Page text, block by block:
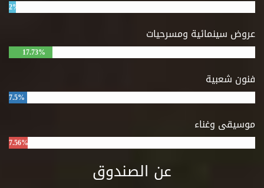
2%
عروض سينمائية ومسرحيات
17.73%
فنون شعبية
7.5%
موسيقى وغناء
7.56%
عن الصندوق